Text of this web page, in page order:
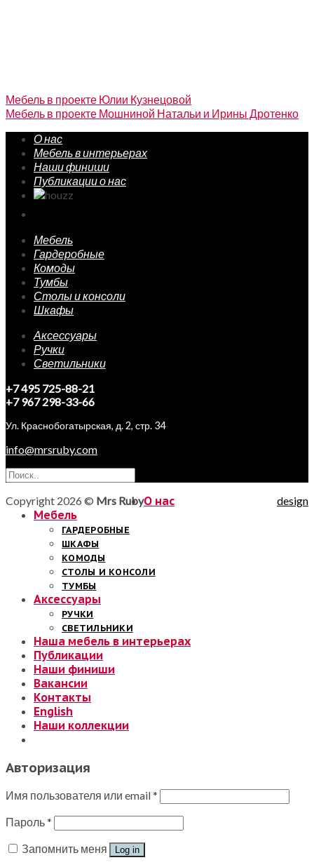
Мебель в проекте Юлии Кузнецовой
Мебель в проекте Мошниной Натальи и Ирины Дротенко
О нас
Мебель в интерьерах
Наши финиши
Публикации о нас
Мебель
Гардеробные
Комоды
Тумбы
Столы и консоли
Шкафы
Аксессуары
Ручки
Светильники
+7 495 725-88-21
+7 967 298-33-66
Ул. Краснобогатырская, д. 2, стр. 34
info@mrsruby.com
design
Copyright 2026 © Mrs RubyО нас
Мебель
ГАРДЕРОБНЫЕ
ШКАФЫ
КОМОДЫ
СТОЛЫ И КОНСОЛИ
ТУМБЫ
Аксессуары
РУЧКИ
СВЕТИЛЬНИКИ
Наша мебель в интерьерах
Публикации
Наши финиши
Вакансии
Контакты
English
Наши коллекции
Авторизация
Имя пользователя или email*
Пароль*
Запомнить меня
Log in